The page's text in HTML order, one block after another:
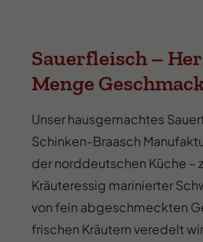
Sauerfleisch –
Menge
Unser hausgemachtes
Schinken-Braasch
der norddeutschen Küche –
Kräuteressig marinierter
von fein abgeschmeckten
frischen Kräutern veredelt